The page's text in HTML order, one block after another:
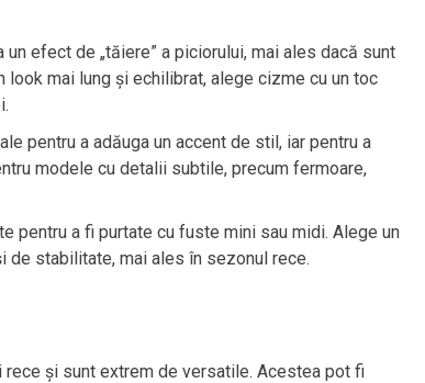
efect de „tăiere” a piciorului, mai ales dacă sunt
mai lung și echilibrat, alege cizme cu un toc
pentru a adăuga un accent de stil, iar pentru a
modele cu detalii subtile, precum fermoare,
pentru a fi purtate cu fuste mini sau midi. Alege un
de stabilitate, mai ales în sezonul rece.
și sunt extrem de versatile. Acestea pot fi